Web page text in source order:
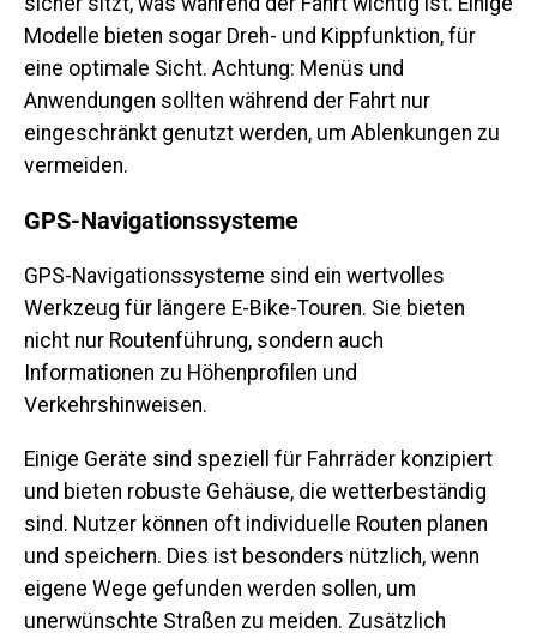
Modelle bieten sogar Dreh- und Kippfunktion, für
eine optimale Sicht. Achtung: Menüs und
Anwendungen sollten während der Fahrt nur
eingeschränkt genutzt werden, um Ablenkungen zu
vermeiden.
GPS-Navigationssysteme
GPS-Navigationssysteme sind ein wertvolles
Werkzeug für längere E-Bike-Touren. Sie bieten
nicht nur Routenführung, sondern auch
Informationen zu Höhenprofilen und
Verkehrshinweisen.
Einige Geräte sind speziell für Fahrräder konzipiert
und bieten robuste Gehäuse, die wetterbeständig
sind. Nutzer können oft individuelle Routen planen
und speichern. Dies ist besonders nützlich, wenn
eigene Wege gefunden werden sollen, um
unerwünschte Straßen zu meiden. Zusätzlich